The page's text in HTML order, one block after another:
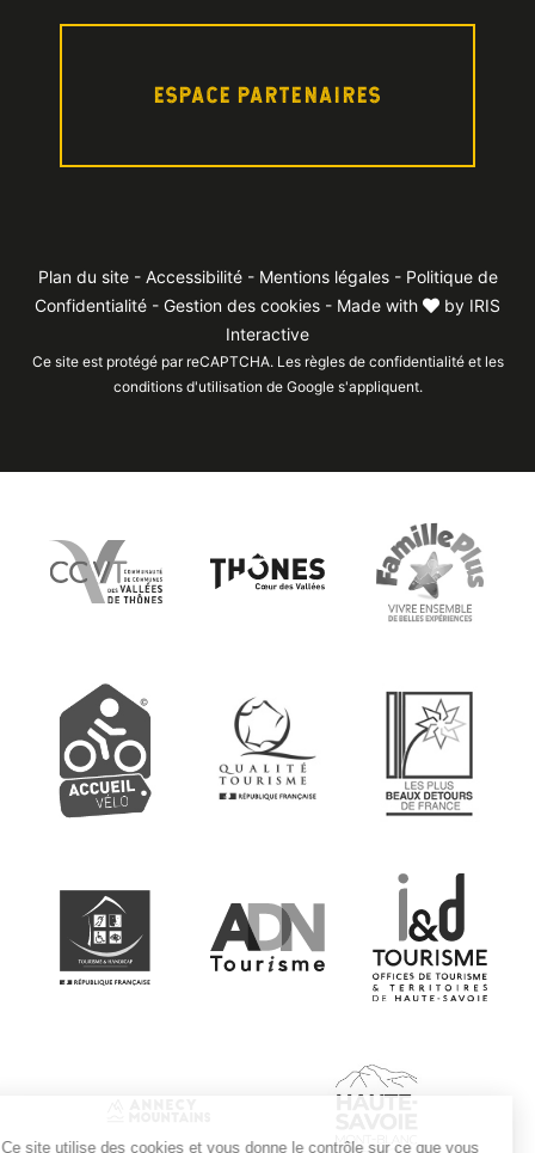
ESPACE PARTENAIRES
Plan du site- Accessibilité- Mentions légales- Politique de
Confidentialité - Gestion des cookies - Made with by IRIS
Interactive
Ce site est protégé par reCAPTCHA. Les règles de confidentialitéet les
conditions d'utilisation de Google s'appliquent.
Ce site utilise des cookies et vous donne le contrôle sur ce que vous